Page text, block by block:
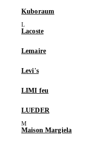
Kuboraum
Lacoste
Lemaire
Levi's
LIMI feu
LUEDER
Maison Margiela